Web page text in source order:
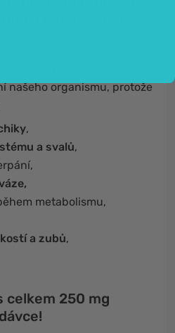
našeho organismu, protože
,
a svalů,
metabolismu,
a zubů,
celkem 250 mg